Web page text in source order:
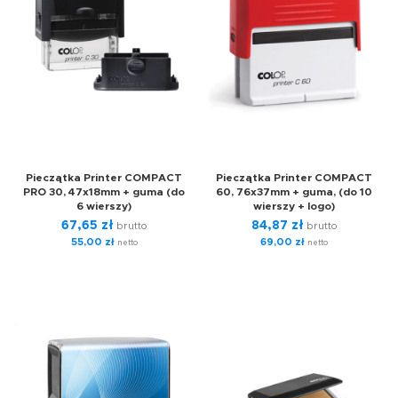
Pieczątka Printer COMPACT
PRO 30, 47x18mm + guma (do
6 wierszy)
67,65 zł brutto
55,00 złnetto
Pieczątka Printer COMPACT
60, 76x37mm + guma, (do 10
wierszy + logo)
84,87 zł brutto
69,00 zł netto